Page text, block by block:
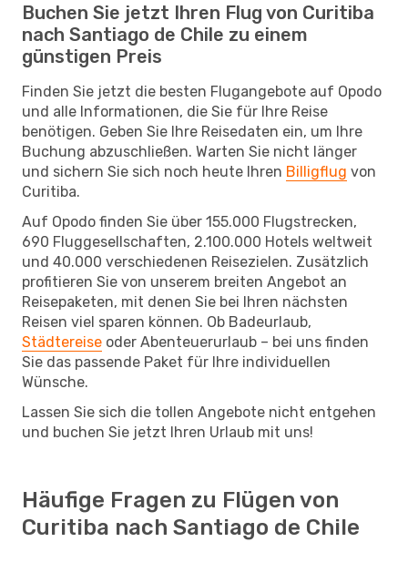
Buchen Sie jetzt Ihren Flug von Curitiba
nach Santiago de Chile zu einem
günstigen Preis
Finden Sie jetzt die besten Flugangebote auf Opodo
und alle Informationen, die Sie für Ihre Reise
benötigen. Geben Sie Ihre Reisedaten ein, um Ihre
Buchung abzuschließen. Warten Sie nicht länger
und sichern Sie sich noch heute Ihren Billigflug von
Curitiba.
Auf Opodo finden Sie über 155.000 Flugstrecken,
690 Fluggesellschaften, 2.100.000 Hotels weltweit
und 40.000 verschiedenen Reisezielen. Zusätzlich
profitieren Sie von unserem breiten Angebot an
Reisepaketen, mit denen Sie bei Ihren nächsten
Reisen viel sparen können. Ob Badeurlaub,
Städtereise oder Abenteuerurlaub – bei uns finden
Sie das passende Paket für Ihre individuellen
Wünsche.
Lassen Sie sich die tollen Angebote nicht entgehen
und buchen Sie jetzt Ihren Urlaub mit uns!
Häufige Fragen zu Flügen von
Curitiba nach Santiago de Chile